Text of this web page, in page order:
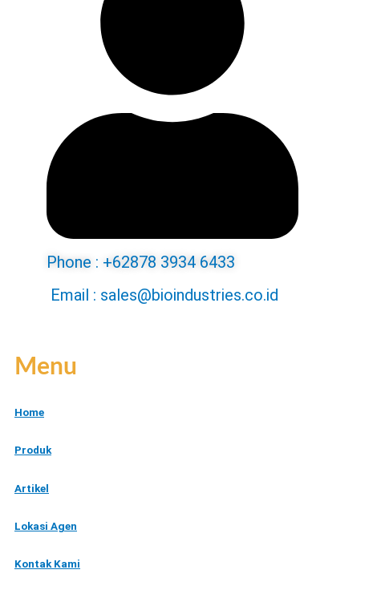
Phone : +62878 3934 6433
Email : sales@bioindustries.co.id
Menu
Home
Produk
Artikel
Lokasi Agen
Kontak Kami